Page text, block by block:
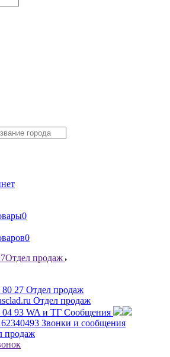
0
0
Отдел продаж
80 27 Отдел продаж
Отдел продаж
04 93 WA и ТГ Сообщения
Звонки и сообщения
продаж